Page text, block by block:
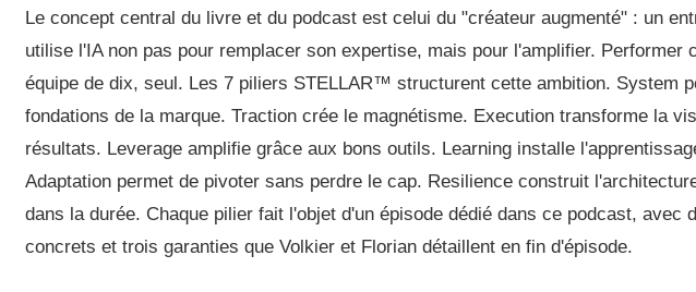
Le concept central du livre et du podcast est celui du "créateur augmenté" : un
utilise l'IA non pas pour remplacer son expertise, mais pour l'amplifier. Performer
équipe de dix, seul. Les 7 piliers STELLAR™ structurent cette ambition. System
fondations de la marque. Traction crée le magnétisme. Execution transforme la
résultats. Leverage amplifie grâce aux bons outils. Learning installe
Adaptation permet de pivoter sans perdre le cap. Resilience construit
dans la durée. Chaque pilier fait l'objet d'un épisode dédié dans ce podcast, avec
concrets et trois garanties que Volkier et Florian détaillent en fin d'épisode.